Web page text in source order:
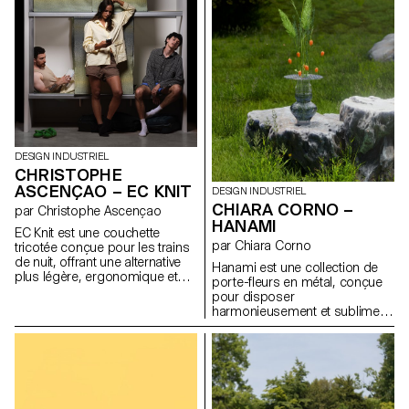
renverse l’ordre des priorités :
ici, les finitions visibles
deviennent structure et
l’habillage devient un rituel.
Inspiré par les gestes intimes
du boudoir, Doll Chair prolonge
une réflexion sur l’objet en état
de transformation, entre
maquette et meuble.
l’atmosphère de la pièce.
Pensée pour les espaces où
les frontières entre travail, repas
et détente s’estompent, Velum
permet à l’utilisateur d’adapter
la lumière à ses besoins et à
ses moments, en
accompagnant les rythmes
fluctuants de la vie quotidienne.
DESIGN INDUSTRIEL
CHRISTOPHE
ASCENÇAO – EC KNIT
par Christophe Ascençao
EC Knit est une couchette
tricotée conçue pour les trains
de nuit, offrant une alternative
plus légère, ergonomique et
l’atelier professionnel du
DESIGN INDUSTRIEL
CHIARA CORNO –
HANAMI
par Chiara Corno
Hanami est une collection de
porte-fleurs en métal, conçue
pour disposer
harmonieusement et sublimer
les fleurs fraîches avec
élégance. Fabriqués en tiges
d’acier traité, ces structures
épurées permettent de
disposer un bouquet entier
dans un vase, puis de le